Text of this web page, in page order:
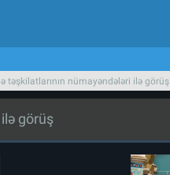
təşkilatlarının nümayəndələri ilə görüş
görüş